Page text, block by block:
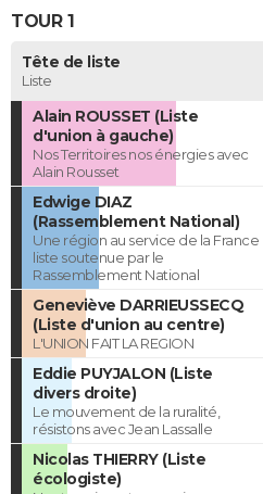
TOUR 1
Tête de liste
Liste
Alain ROUSSET (Liste
d'union à gauche)
Nos Territoires nos énergies avec
Alain Rousset
Edwige DIAZ
(Rassemblement National)
Une région au service de la France
liste soutenue par le
Rassemblement National
Geneviève DARRIEUSSECQ
(Liste d'union au centre)
L'UNION FAIT LA REGION
Eddie PUYJALON (Liste
divers droite)
Le mouvement de la ruralité,
résistons avec Jean Lassalle
Nicolas THIERRY (Liste
écologiste)